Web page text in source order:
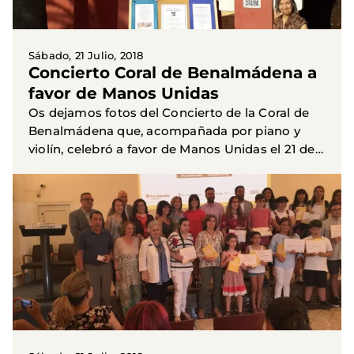
Sábado, 21 Julio, 2018
Concierto Coral de Benalmádena a
favor de Manos Unidas
Os dejamos fotos del Concierto de la Coral de
Benalmádena que, acompañada por piano y
violín, celebró a favor de Manos Unidas el 21 de
Costa y que os...